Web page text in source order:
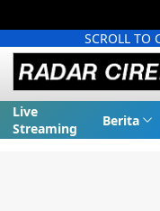
SCROLL TO
Live
Streaming
Berita